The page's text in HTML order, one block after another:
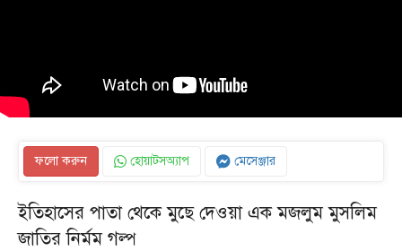
ফলো করুন হোয়াটসঅ্যাপ মেসেঞ্জার
ইতিহাসের পাতা থেকে মুছে দেওয়া এক মজলুম মুসলিম
জাতির নির্মম গল্প